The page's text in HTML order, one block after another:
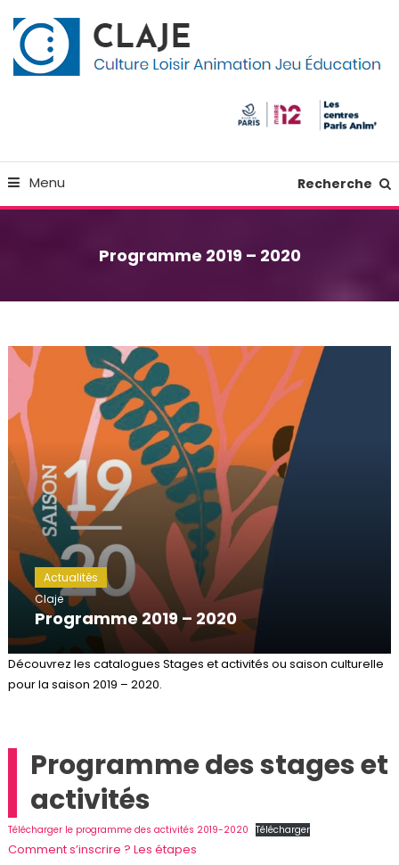
To
Content
Menu Recherche
Programme 2019 – 2020
Actualités
Claje
Programme 2019 – 2020
Découvrez les catalogues Stages et activités ou saison culturelle
pour la saison 2019 – 2020.
Programme des stages et
activités
Télécharger le programme des activités 2019-2020 Télécharger
Comment s’inscrire ? Les étapes